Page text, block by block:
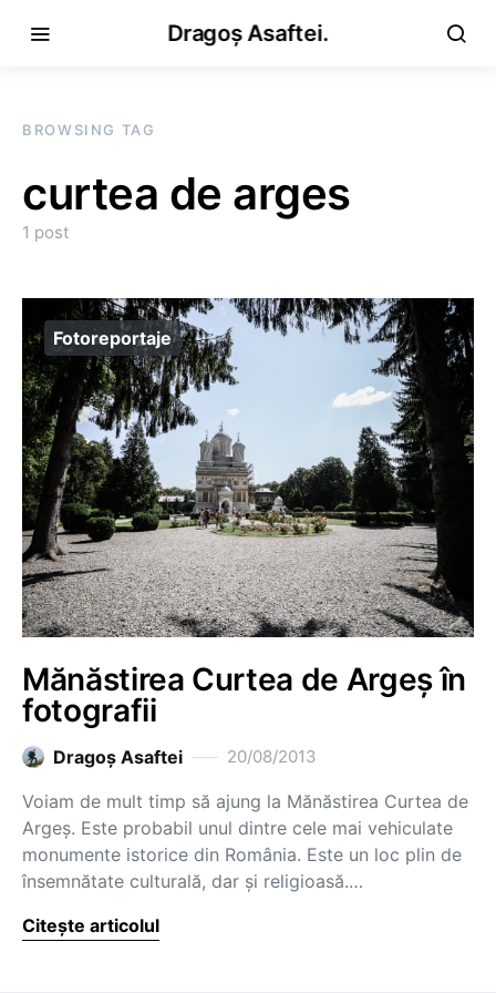
Dragoș Asaftei.
BROWSING TAG
curtea de arges
1 post
Fotoreportaje
Mănăstirea Curtea de Argeş în
fotografii
Dragoş Asaftei 20/08/2013
Voiam de mult timp să ajung la Mănăstirea Curtea de
Argeş. Este probabil unul dintre cele mai vehiculate
monumente istorice din România. Este un loc plin de
însemnătate culturală, dar şi religioasă.…
Citește articolul